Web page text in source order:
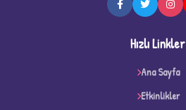
Hızlı Linkler
Ana Sayfa
Etkinlikler